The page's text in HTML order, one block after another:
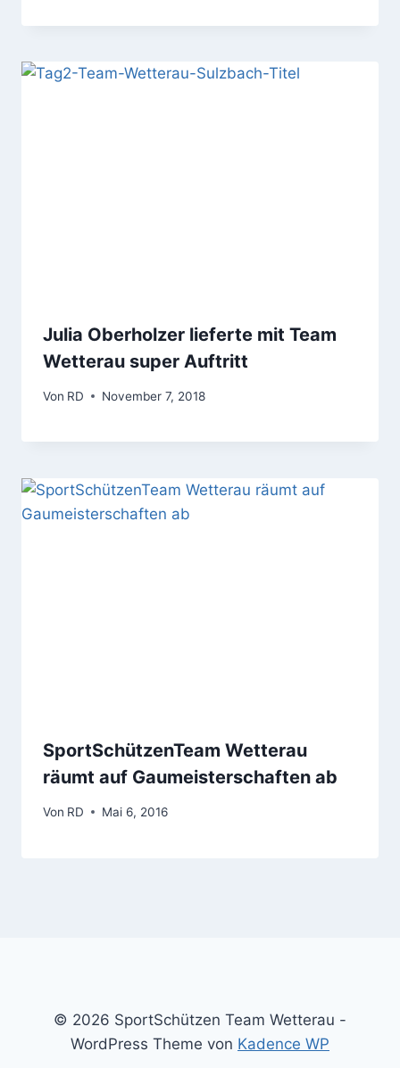
Julia Oberholzer lieferte mit Team
Wetterau super Auftritt
Von RD November 7, 2018
SportSchützenTeam Wetterau
räumt auf Gaumeisterschaften ab
Von RD Mai 6, 2016
© 2026 SportSchützen Team Wetterau -
WordPress Theme von Kadence WP